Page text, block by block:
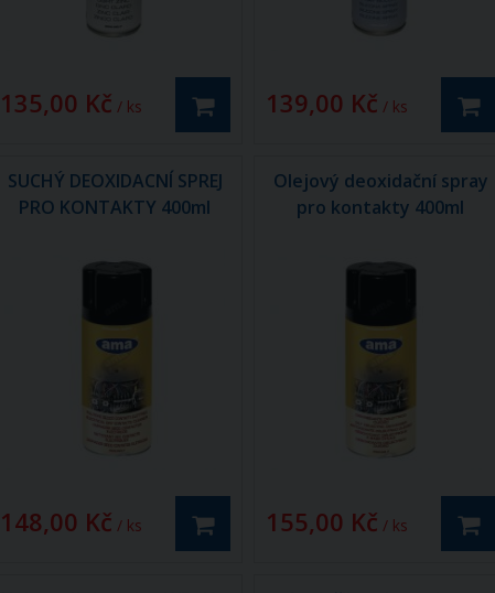
135,00 Kč / ks 139,00 Kč / ks
SUCHÝ DEOXIDACNÍ SPREJ
PRO KONTAKTY 400ml
148,00 Kč / ks
Olejový deoxidační spray
pro kontakty 400ml
155,00 Kč / ks